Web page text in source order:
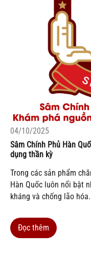
04/10/2025
Sâm Chính Phủ Hàn
dụng thần kỳ
Trong các sản phẩm
Hàn Quốc luôn nổi bật
kháng và chống lão
được chính phủ Hàn...
Đọc thêm